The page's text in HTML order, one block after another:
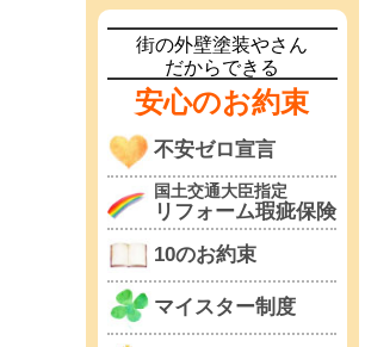
街の外壁塗装やさん
だからできる
安心のお約束
不安ゼロ宣言
国土交通大臣指定
リフォーム瑕疵保険
10のお約束
マイスター制度